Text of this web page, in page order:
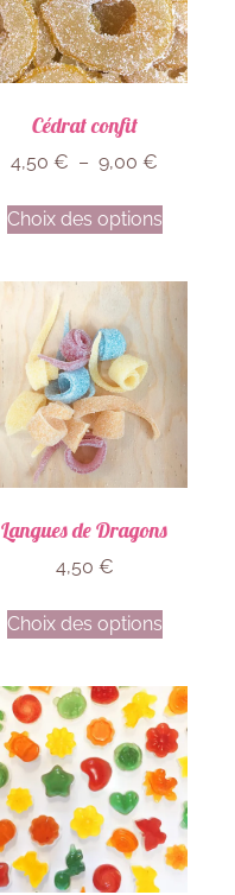
Cédrat confit
4,50 € – 9,00 €
Choix des options
Langues de Dragons
4,50 €
Choix des options